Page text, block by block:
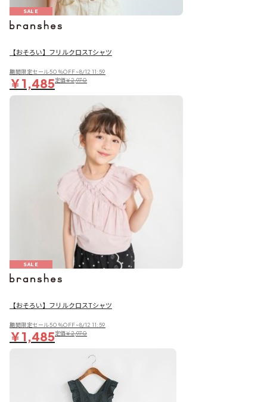
SALE
【おそろい】フリルクロスTシャツ
期間限定セール50％OFF~8/12 11:59
￥1,485定価￥2,970
SALE
【おそろい】フリルクロスTシャツ
期間限定セール50％OFF~8/12 11:59
￥1,485定価￥2,970